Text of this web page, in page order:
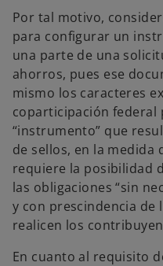
Por tal motivo,
para configurar un
una parte de una
ahorros, pues ese
mismo los caracteres
coparticipación federal
“instrumento” que
de sellos, en la medida
requiere la posibilidad
las obligaciones “sin
y con prescindencia de
realicen los
En cuanto al requisito